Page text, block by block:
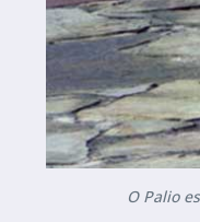
O Palio